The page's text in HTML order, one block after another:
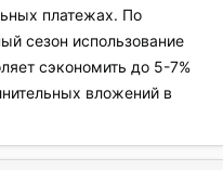
платежах. По
сезон использование
сэкономить до 5-7%
вложений в